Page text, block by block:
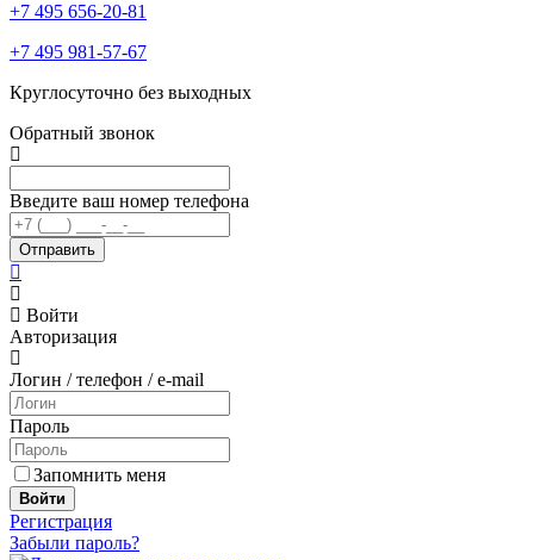
+7 495 656-20-81
+7 495 981-57-67
Круглосуточно без выходных
Обратный звонок
Введите ваш номер телефона
Войти
Авторизация
Логин / телефон / e-mail
Пароль
Запомнить меня
Войти
Регистрация
Забыли пароль?